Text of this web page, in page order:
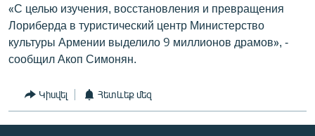
«С целью изучения, восстановления и превращения
Лориберда в туристический центр Министерство
культуры Армении выделило 9 миллионов драмов», -
сообщил Акоп Симонян.
Կիսվել Հետևեք մեզ